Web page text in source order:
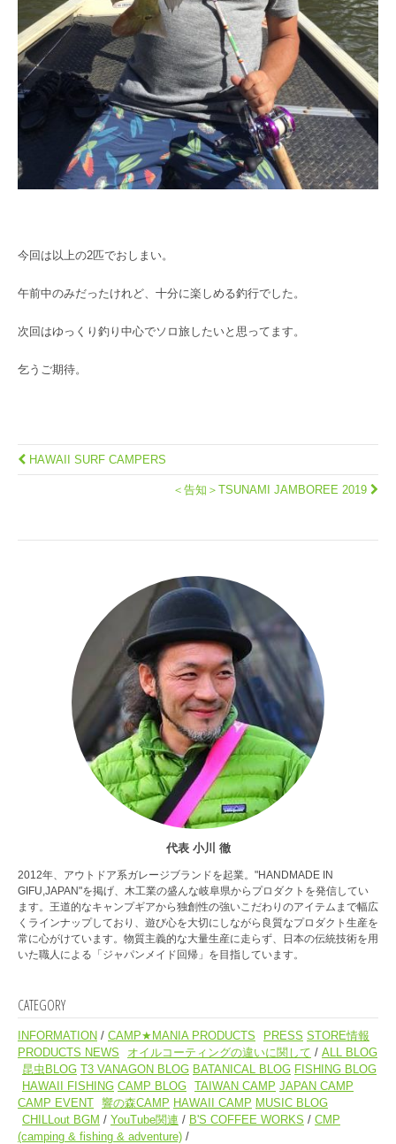
今回は以上の2匹でおしまい。
午前中のみだったけれど、十分に楽しめる釣行でした。
次回はゆっくり釣り中心でソロ旅したいと思ってます。
乞うご期待。
HAWAII SURF CAMPERS
＜告知＞TSUNAMI JAMBOREE 2019
代表 小川 徹
2012年、アウトドア系ガレージブランドを起業。"HANDMADE IN
GIFU,JAPAN"を掲げ、木工業の盛んな岐阜県からプロダクトを発信してい
ます。王道的なキャンプギアから独創性の強いこだわりのアイテムまで幅広
くラインナップしており、遊び心を大切にしながら良質なプロダクト生産を
常に心がけています。物質主義的な大量生産に走らず、日本の伝統技術を用
いた職人による「ジャパンメイド回帰」を目指しています。
CATEGORY
INFORMATION CAMP★MANIA PRODUCTS PRESS STORE情報
PRODUCTS NEWS
オイルコーティングの違いに関して
ALL BLOG
昆虫BLOG T3 VANAGON BLOG BATANICAL BLOG FISHING BLOG
HAWAII FISHING CAMP BLOG TAIWAN CAMP JAPAN CAMP
CAMP EVENT 響の森CAMP HAWAII CAMP MUSIC BLOG
CHILLout BGM
YouTube関連 B'S COFFEE WORKS
CMP
(camping & fishing & adventure)